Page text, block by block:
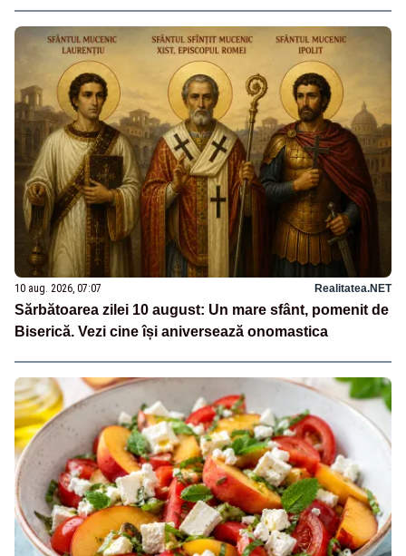
10 aug. 2026, 07:07 Realitatea.NET
Sărbătoarea zilei 10 august: Un mare sfânt, pomenit de
Biserică. Vezi cine își aniversează onomastica